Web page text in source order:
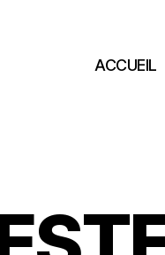
ACCUEIL